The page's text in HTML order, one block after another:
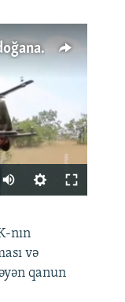
Türkiyənin dönüş nöqtəsi, ya Ərdoğana üçüncü şans: PKK ilə qəfil barışıq nə deməkdir?
480p
360p
480p
nın
və
qanun